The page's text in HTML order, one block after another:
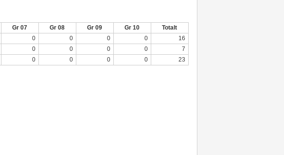
Gr 07 Gr 08 Gr 09 Gr 10
Totalt
0 0 0 0
16
0 0 0 0
7
0 0 0 0 23